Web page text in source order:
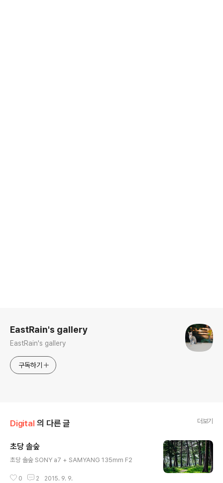
EastRain's gallery
EastRain's gallery
구독하기
Digital 의 다른 글 더보기
초당 솔숲
초당 솔숲 SONY a7 + SAMYANG 135mm F2
0 2 2015. 9. 9.